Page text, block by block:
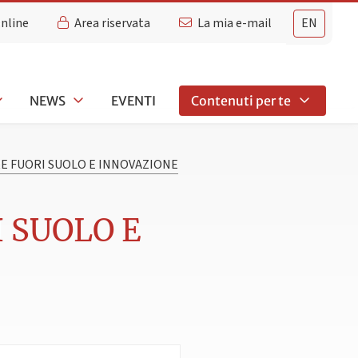
EN
Area riservata La mia e-mail
NEWS EVENTI Contenuti per te
FUORI SUOLO E INNOVAZIONE
E